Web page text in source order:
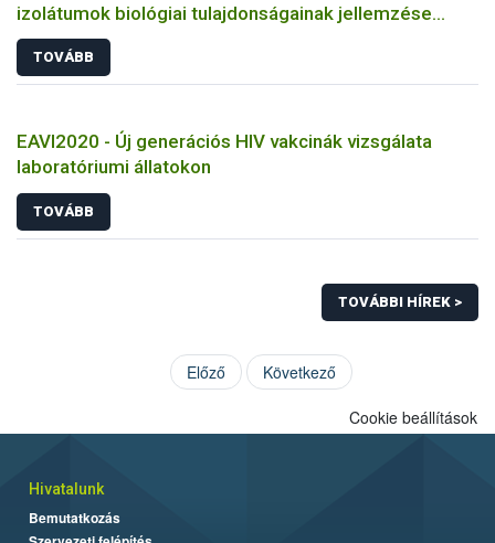
izolátumok biológiai tulajdonságainak jellemzése
állatkísérletes és molekuláris biológiai eszközökkel
TOVÁBB
EAVI2020 - Új generációs HIV vakcinák vizsgálata
laboratóriumi állatokon
TOVÁBB
TOVÁBBI HÍREK >
Előző Következő
Cookie beállítások
Hivatalunk
Bemutatkozás